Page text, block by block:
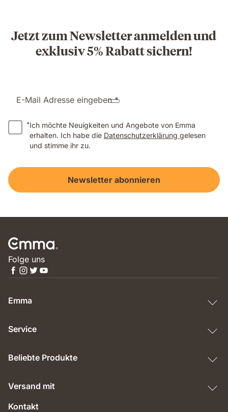
Jetzt zum Newsletter anmelden und
exklusiv 5% Rabatt sichern!
E-Mail Adresse eingeben *
*Ich möchte Neuigkeiten und Angebote von Emma
erhalten. Ich habe die Datenschutzerklärung gelesen
und stimme ihr zu.
Newsletter abonnieren
Folge uns
Emma
Service
Beliebte Produkte
Versand mit
Kontakt